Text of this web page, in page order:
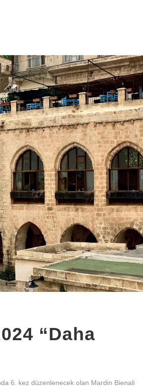
“Daha
6. kez düzenlenecek olan Mardin Bienali